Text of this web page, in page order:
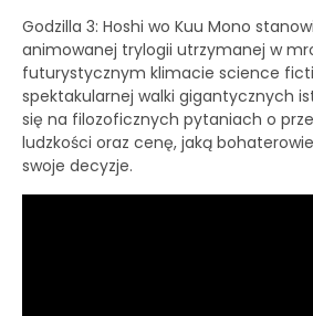
Godzilla 3: Hoshi wo Kuu Mono
animowanej trylogii utrzymanej w
futurystycznym klimacie science
spektakularnej walki gigantycznych
się na filozoficznych pytaniach o
ludzkości oraz cenę, jaką
swoje decyzje.